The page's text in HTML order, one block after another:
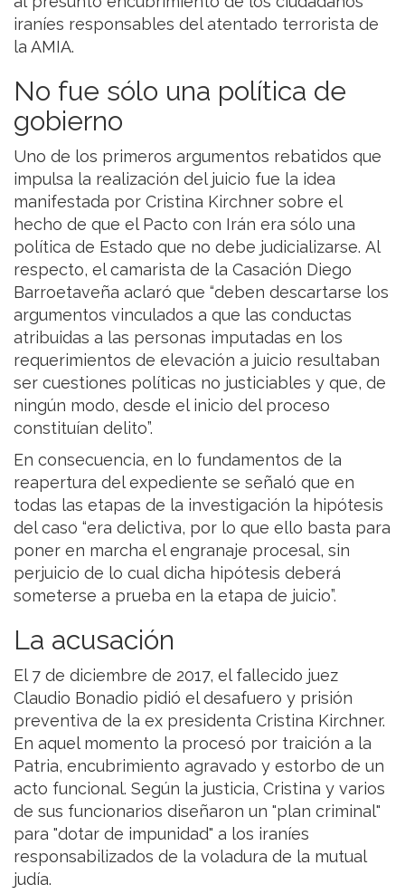
iraníes responsables del atentado terrorista de
la AMIA.
No fue sólo una política de
gobierno
Uno de los primeros argumentos rebatidos que
impulsa la realización del juicio fue la idea
manifestada por Cristina Kirchner sobre el
hecho de que el Pacto con Irán era sólo una
política de Estado que no debe judicializarse. Al
respecto, el camarista de la Casación Diego
Barroetaveña aclaró que “deben descartarse los
argumentos vinculados a que las conductas
atribuidas a las personas imputadas en los
requerimientos de elevación a juicio resultaban
ser cuestiones políticas no justiciables y que, de
ningún modo, desde el inicio del proceso
constituían delito”.
En consecuencia, en lo fundamentos de la
reapertura del expediente se señaló que en
todas las etapas de la investigación la hipótesis
del caso “era delictiva, por lo que ello basta para
poner en marcha el engranaje procesal, sin
perjuicio de lo cual dicha hipótesis deberá
someterse a prueba en la etapa de juicio”.
La acusación
El 7 de diciembre de 2017, el fallecido juez
Claudio Bonadio pidió el desafuero y prisión
preventiva de la ex presidenta Cristina Kirchner.
En aquel momento la procesó por traición a la
Patria, encubrimiento agravado y estorbo de un
acto funcional. Según la justicia, Cristina y varios
de sus funcionarios diseñaron un "plan criminal"
para "dotar de impunidad" a los iraníes
responsabilizados de la voladura de la mutual
judía.